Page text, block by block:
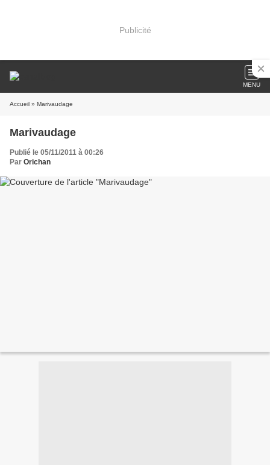
Publicité
MENU
Accueil » Marivaudage
Marivaudage
Publié le 05/11/2011 à 00:26
Par Orichan